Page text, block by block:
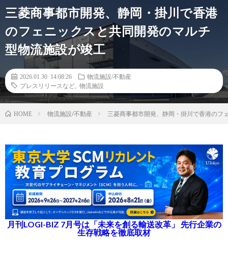
三菱商事都市開発、静岡・掛川で香港
のフェニックスと共同開発のマルチ
型物流施設が竣工
2026.01.30 14:08:26
物流施設/不動産
プレスリリースなど
物流施設
HOME 物流施設/不動産 三菱商事都市開発、静岡・掛川で香港のフ
月刊LOGI-BIZ 7月号は「未来を創る輸送改革」 先行企業の
生存戦略を徹底取材